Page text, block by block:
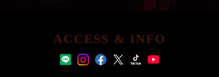
ACCESS & INFO